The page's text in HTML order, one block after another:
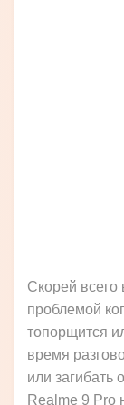
Скорей всего
проблемой
топорщится
время
или загибать
Realme 9 Pro